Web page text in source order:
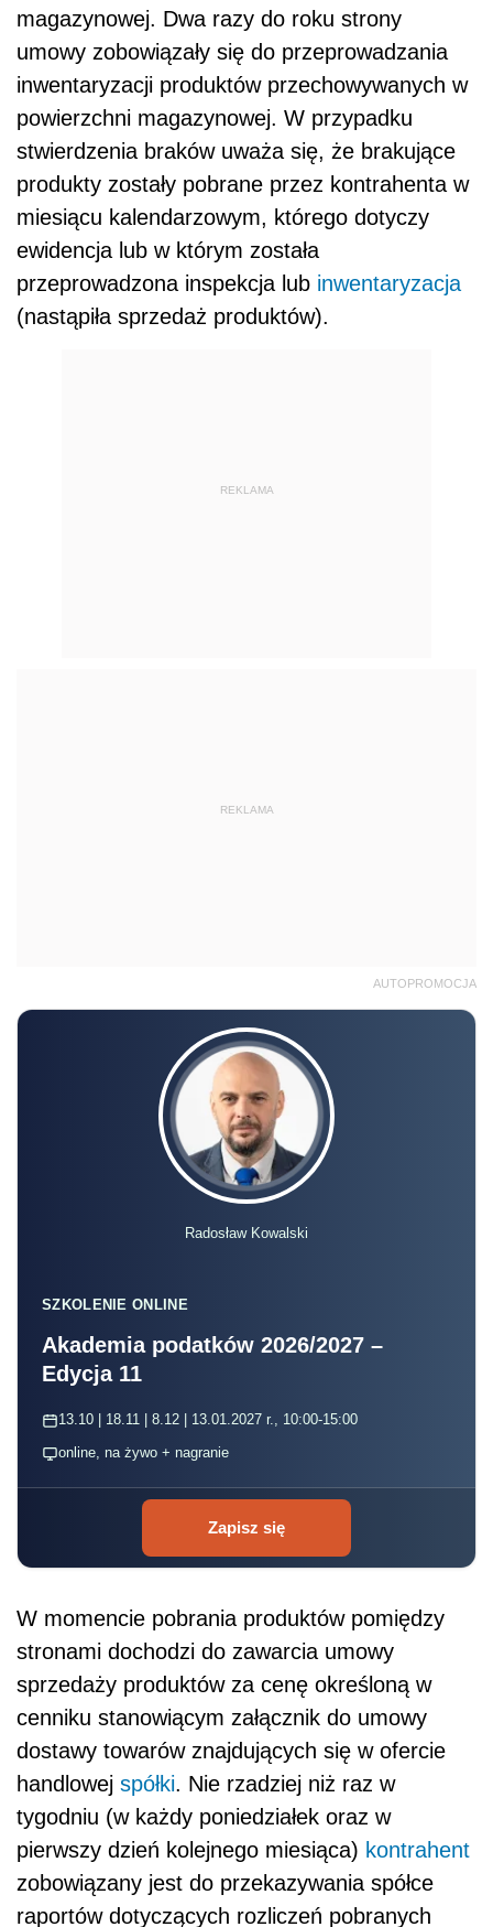
magazynowej. Dwa razy do roku strony
umowy zobowiązały się do przeprowadzania
inwentaryzacji produktów przechowywanych w
powierzchni magazynowej. W przypadku
stwierdzenia braków uważa się, że brakujące
produkty zostały pobrane przez kontrahenta w
miesiącu kalendarzowym, którego dotyczy
ewidencja lub w którym została
przeprowadzona inspekcja lub inwentaryzacja
(nastąpiła sprzedaż produktów).
REKLAMA
REKLAMA
AUTOPROMOCJA
Radosław Kowalski
SZKOLENIE ONLINE
Akademia podatków 2026/2027 –
Edycja 11
13.10 | 18.11 | 8.12 | 13.01.2027 r., 10:00-15:00
online, na żywo + nagranie
Zapisz się
W momencie pobrania produktów pomiędzy
stronami dochodzi do zawarcia umowy
sprzedaży produktów za cenę określoną w
cenniku stanowiącym załącznik do umowy
dostawy towarów znajdujących się w ofercie
handlowej spółki. Nie rzadziej niż raz w
tygodniu (w każdy poniedziałek oraz w
pierwszy dzień kolejnego miesiąca) kontrahent
zobowiązany jest do przekazywania spółce
raportów dotyczących rozliczeń pobranych